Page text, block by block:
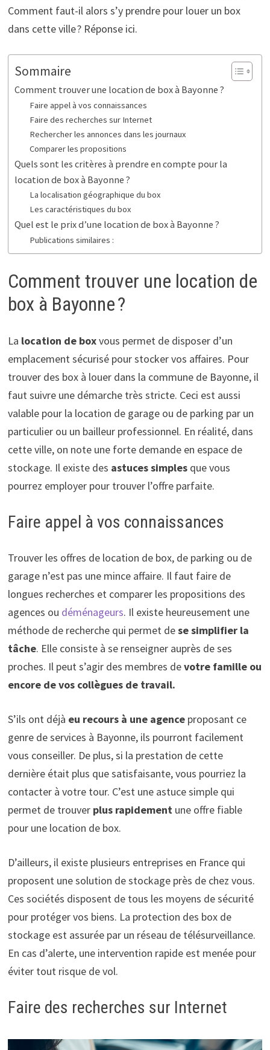
Comment faut-il alors s’y prendre pour louer un box
dans cette ville ? Réponse ici.
Sommaire
Comment trouver une location de box à Bayonne ?
Faire appel à vos connaissances
Faire des recherches sur Internet
Rechercher les annonces dans les journaux
Comparer les propositions
Quels sont les critères à prendre en compte pour la
location de box à Bayonne ?
La localisation géographique du box
Les caractéristiques du box
Quel est le prix d’une location de box à Bayonne ?
Publications similaires :
Comment trouver une location de
box à Bayonne ?
La location de boxvous permet de disposer d’un
emplacement sécurisé pour stocker vos affaires. Pour
trouver des box à louer dans la commune de Bayonne, il
faut suivre une démarche très stricte. Ceci est aussi
valable pour la location de garage ou de parking par un
particulier ou un bailleur professionnel. En réalité, dans
cette ville, on note une forte demande en espace de
stockage. Il existe des astuces simplesque vous
pourrez employer pour trouver l’offre parfaite.
Faire appel à vos connaissances
Trouver les offres de location de box, de parking ou de
garage n’est pas une mince affaire. Il faut faire de
longues recherches et comparer les propositions des
agences ou déménageurs. Il existe heureusement une
méthode de recherche qui permet dese simplifier la
tâche. Elle consiste à se renseigner auprès de ses
proches. Il peut s’agir des membres devotre famille ou
encore de vos collègues de travail.
S’ils ont déjà eu recours à une agence proposant ce
genre de services à Bayonne, ils pourront facilement
vous conseiller. De plus, si la prestation de cette
dernière était plus que satisfaisante, vous pourriez la
contacter à votre tour. C’est une astuce simple qui
permet de trouver plus rapidementune offre fiable
pour une location de box.
D’ailleurs, il existe plusieurs entreprises en France qui
proposent une solution de stockage près de chez vous.
Ces sociétés disposent de tous les moyens de sécurité
pour protéger vos biens. La protection des box de
stockage est assurée par un réseau de télésurveillance.
En cas d’alerte, une intervention rapide est menée pour
éviter tout risque de vol.
Faire des recherches sur Internet